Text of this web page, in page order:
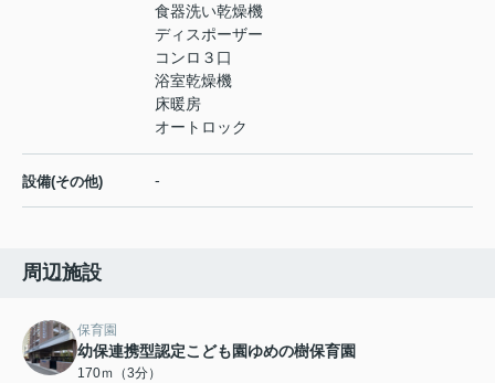
食器洗い乾燥機
ディスポーザー
コンロ３口
浴室乾燥機
床暖房
オートロック
設備(その他) -
周辺施設
保育園
幼保連携型認定こども園ゆめの樹保育園
170ｍ（3分）